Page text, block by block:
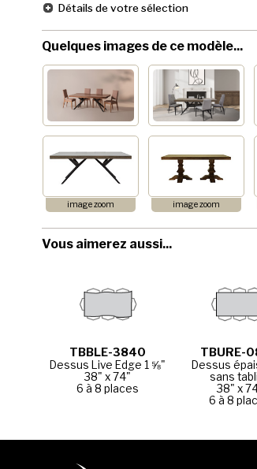
Détails de votre sélection
Quelques images de ce modèle...
image zoom image zoom
Vous aimerez aussi...
TBBLE-3840
Dessus Live Edge 1 ⅝"
38" x 74"
6 à 8 places
TBURE-
Dessus
sans
38" x
6 à 8